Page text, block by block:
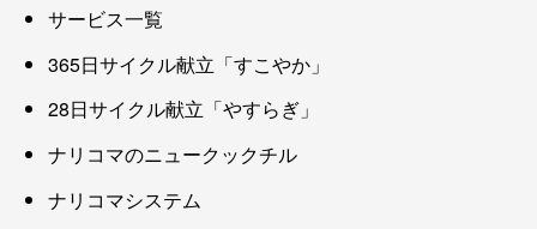
サービス一覧
365日サイクル献立「すこやか」
28日サイクル献立「やすらぎ」
ナリコマのニュークックチル
ナリコマシステム